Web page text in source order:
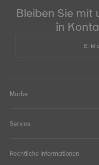
Bleiben Sie
in
E-
Marke
Service
Rechtliche Informationen